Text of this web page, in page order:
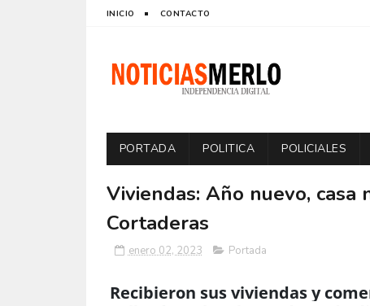
INICIO CONTACTO
PORTADA POLITICA POLICIALES
Viviendas: Año nuevo, casa
Cortaderas
enero 02, 2023 Portada
Recibieron sus viviendas y